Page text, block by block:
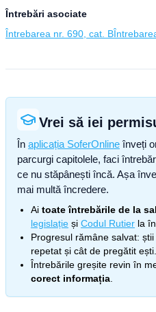
Întrebări asociate
Întrebarea nr. 690, cat. B
Vrei să iei
În aplicația SoferOnline înveți
parcurgi capitolele, faci
ce nu stăpânești încă. Așa
mai multă încredere.
Ai toate întrebările de la
legislație și Codul Rutier la
Progresul rămâne salvat:
repetat și cât de pregătit ești.
Întrebările greșite revin în
corect informația